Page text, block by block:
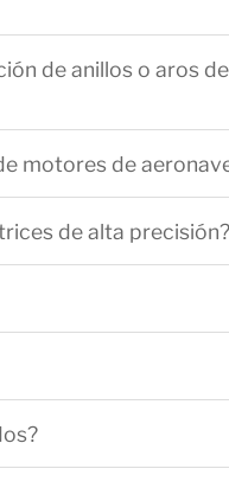
de anillos o aros de
motores de
de alta precisión?